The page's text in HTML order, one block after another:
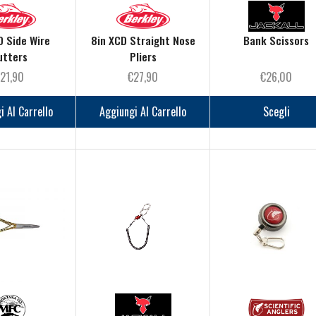
Side Wire
21,90
Al Carrello
8in XCD Straight Nose
Pliers
€27,90
Aggiungi Al Carrello
Bank Scissors
€26,00
Scegli